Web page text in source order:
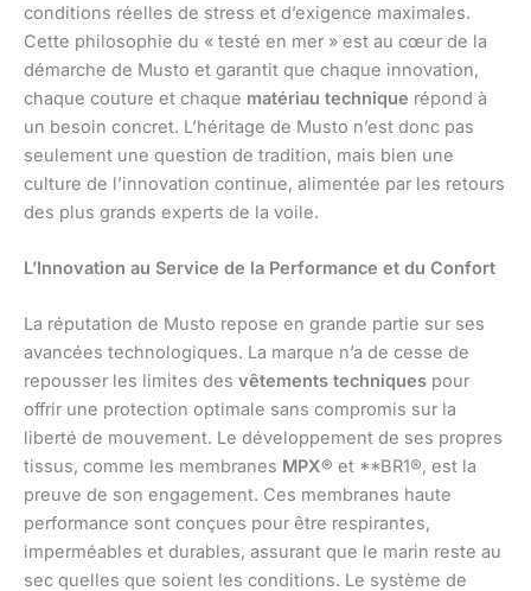
conditions réelles de stress et d’exigence maximales.
Cette philosophie du « testé en mer » est au cœur de la
démarche de Musto et garantit que chaque innovation,
chaque couture et chaque matériau technique répond à
un besoin concret. L’héritage de Musto n’est donc pas
seulement une question de tradition, mais bien une
culture de l’innovation continue, alimentée par les retours
des plus grands experts de la voile.
L’Innovation au Service de la Performance et du Confort
La réputation de Musto repose en grande partie sur ses
avancées technologiques. La marque n’a de cesse de
repousser les limites des vêtements techniques pour
offrir une protection optimale sans compromis sur la
liberté de mouvement. Le développement de ses propres
tissus, comme les membranes MPX® et **BR1®, est la
preuve de son engagement. Ces membranes haute
performance sont conçues pour être respirantes,
imperméables et durables, assurant que le marin reste au
sec quelles que soient les conditions. Le système de